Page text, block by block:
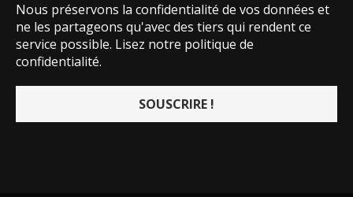
Nous préservons la confidentialité de vos données et
ne les partageons qu'avec des tiers qui rendent ce
service possible. Lisez notre politique de
confidentialité.